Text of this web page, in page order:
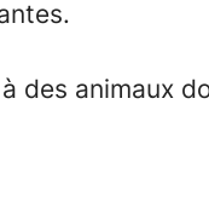
des animaux